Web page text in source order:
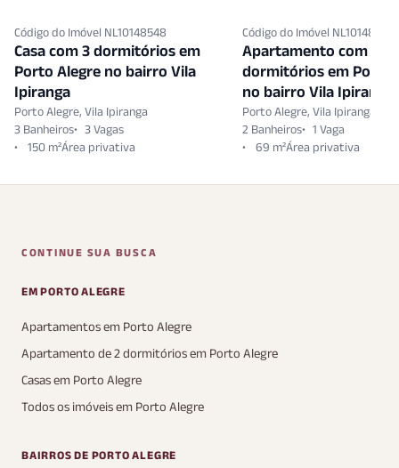
Código do Imóvel NL10148548
Casa com 3 dormitórios em
Porto Alegre no bairro Vila
Ipiranga
Porto Alegre, Vila Ipiranga
3 Banheiros
3 Vagas
150 m²
Código do Imóvel NL10148517
Apartamento com 3
dormitórios em Porto
no bairro Vila Ipiranga
Porto Alegre, Vila Ipiranga
2 Banheiros
1 Vaga
69 m²
CONTINUE SUA BUSCA
EM PORTO ALEGRE
Apartamentos em Porto Alegre
Apartamento de 2 dormitórios em Porto Alegre
Casas em Porto Alegre
Todos os imóveis em Porto Alegre
BAIRROS DE PORTO ALEGRE